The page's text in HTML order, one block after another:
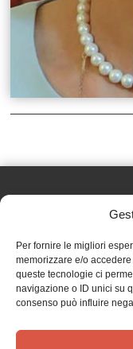
Per fornire le migliori
memorizzare e/o
queste tecnologie ci
navigazione o ID unici su
consenso può influire
Effatà Editrice di
C.F. e P.IVA
Via Tre Denti, 1 -
Telefono: (+39)